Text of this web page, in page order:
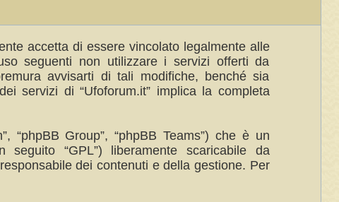
accetta di essere vincolato legalmente alle
seguenti non utilizzare i servizi offerti da
avvisarti di tali modifiche, benché sia
servizi di “Ufoforum.it” implica la completa
“phpBB Group”, “phpBB Teams”) che è un
seguito “GPL”) liberamente scaricabile da
dei contenuti e della gestione. Per